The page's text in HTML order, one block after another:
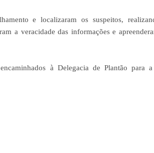
e localizaram os suspeitos,
a veracidade das informações e
à Delegacia de Plantão para